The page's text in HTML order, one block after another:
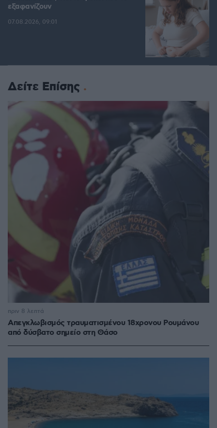
εξαφανίζουν
07.08.2026, 09:01
Δείτε Επίσης
Απεγκλωβισμός τραυματισμένου 18χρονου Ρουμάνου
από δύσβατο σημείο στη Θάσο
πριν 8 λεπτά